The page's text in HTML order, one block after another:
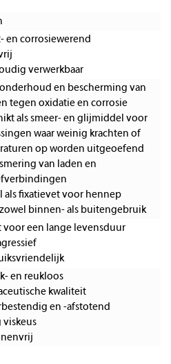
en corrosiewerend
verwerkbaar
en bescherming van
tegen oxidatie en corrosie
als smeer- en glijmiddel voor
waar weinig krachten of
op worden uitgeoefend
van laden en
als fixatievet voor hennep
binnen- als buitengebruik
voor een lange levensduur
en reukloos
kwaliteit
en -afstotend
viskeus